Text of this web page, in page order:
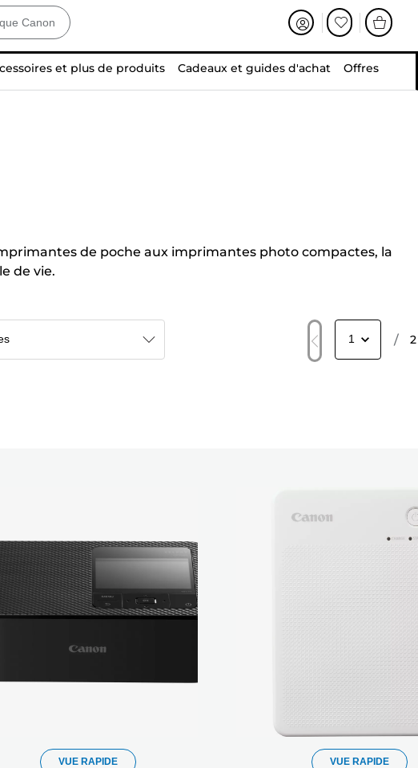
et plus de produits Cadeaux et guides d'achat Offres
de poche aux imprimantes photo compactes, la
de vie.
/ 2
VUE RAPIDE VUE RAPIDE